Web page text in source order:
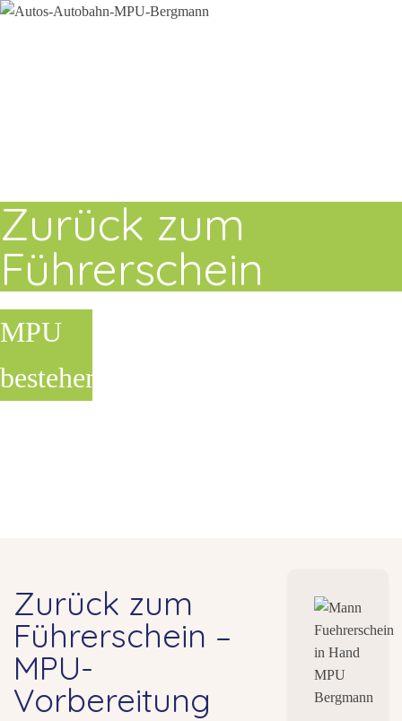
Zurück zum
Führerschein
MPU
bestehen
Zurück zum
Führerschein –
MPU-
Vorbereitung